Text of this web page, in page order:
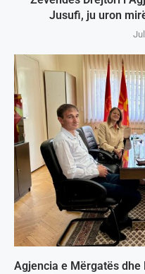
Jusufi, ju uron
Agjencia e Mërgatës dhe